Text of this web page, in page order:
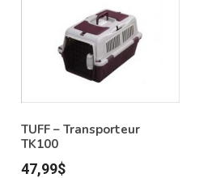
TUFF – Transporteur
TK100
47,99$